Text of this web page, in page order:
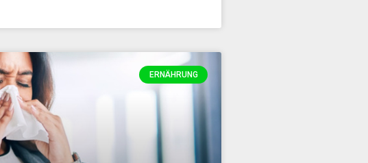
ERNÄHRUNG